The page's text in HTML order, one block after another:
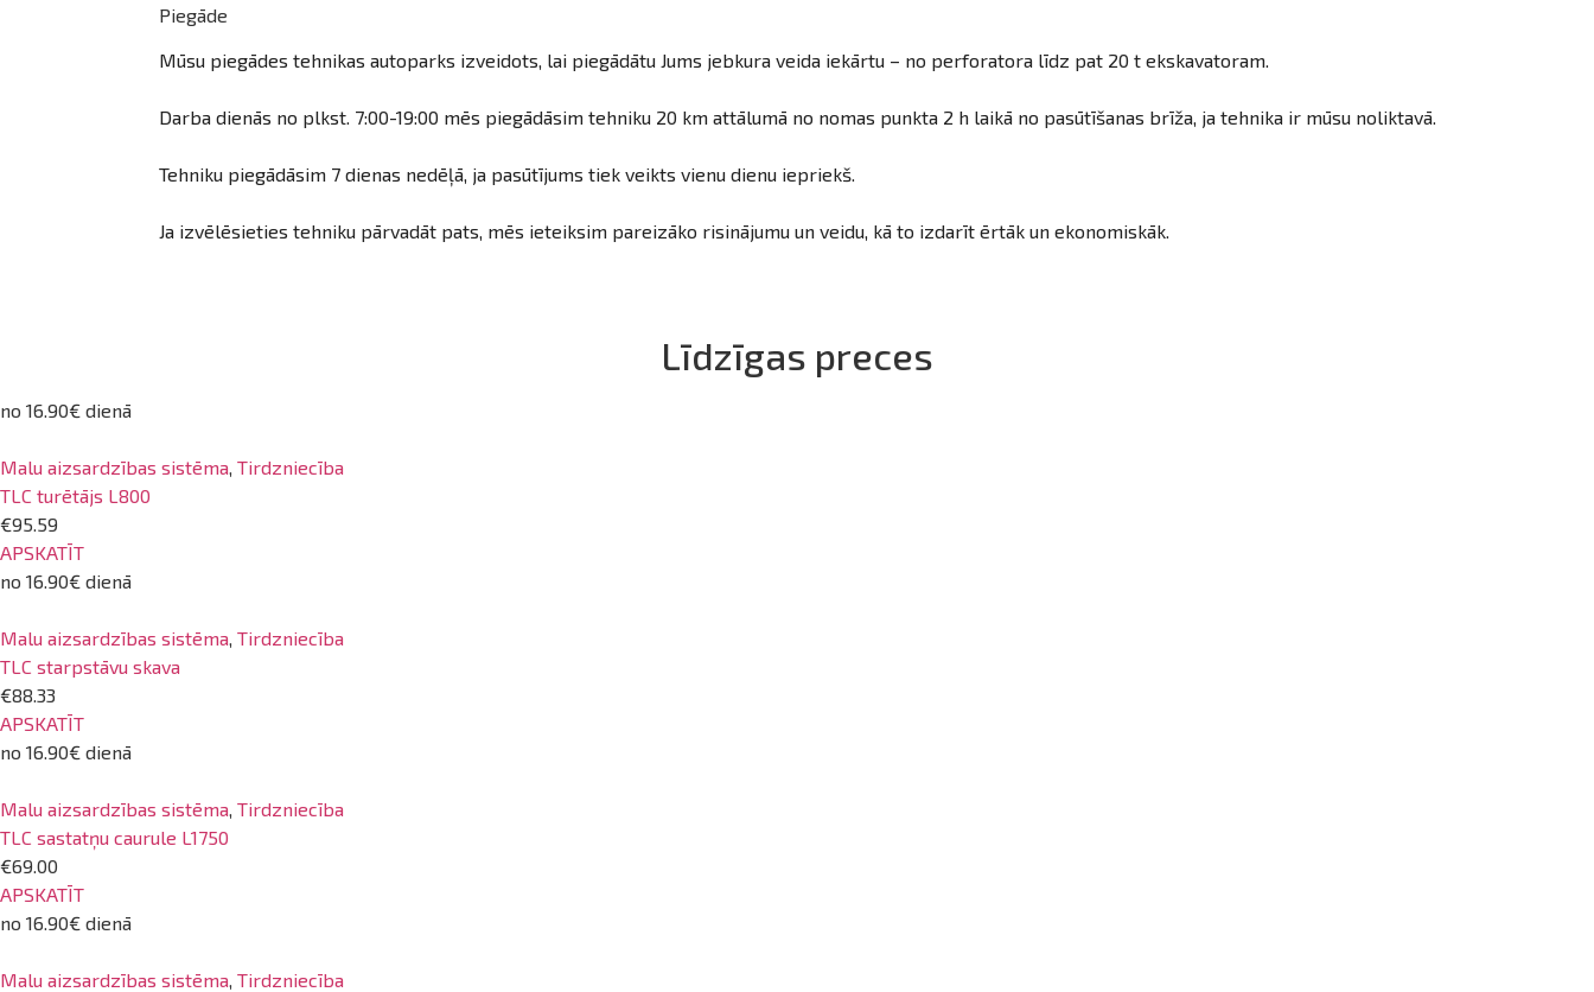
Piegāde
Mūsu piegādes tehnikas autoparks izveidots, lai piegādātu Jums jebkura veida iekārtu – no perforatora līdz pat 20 t ekskavatoram.
Darba dienās no plkst. 7:00-19:00 mēs piegādāsim tehniku 20 km attālumā no nomas punkta 2 h laikā no pasūtīšanas brīža, ja tehnika ir mūsu noliktavā.
Tehniku piegādāsim 7 dienas nedēļā, ja pasūtījums tiek veikts vienu dienu iepriekš.
Ja izvēlēsieties tehniku pārvadāt pats, mēs ieteiksim pareizāko risinājumu un veidu, kā to izdarīt ērtāk un ekonomiskāk.
Līdzīgas preces
no 16.90€ dienā
Malu aizsardzības sistēma Tirdzniecība
TLC turētājs L800
€95.59
APSKATĪT
no 16.90€ dienā
Malu aizsardzības sistēma Tirdzniecība
TLC starpstāvu skava
€88.33
APSKATĪT
no 16.90€ dienā
Malu aizsardzības sistēma Tirdzniecība
TLC sastatņu caurule L1750
€69.00
APSKATĪT
no 16.90€ dienā
Malu aizsardzības sistēma Tirdzniecība